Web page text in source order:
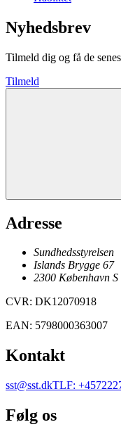
Nyhedsbrev
Tilmeld dig og få de
Tilmeld
Adresse
Sundhedsstyrelsen
Islands Brygge 67
2300 København S
CVR: DK12070918
EAN: 5798000363007
Kontakt
sst@sst.dkTLF:
Følg os